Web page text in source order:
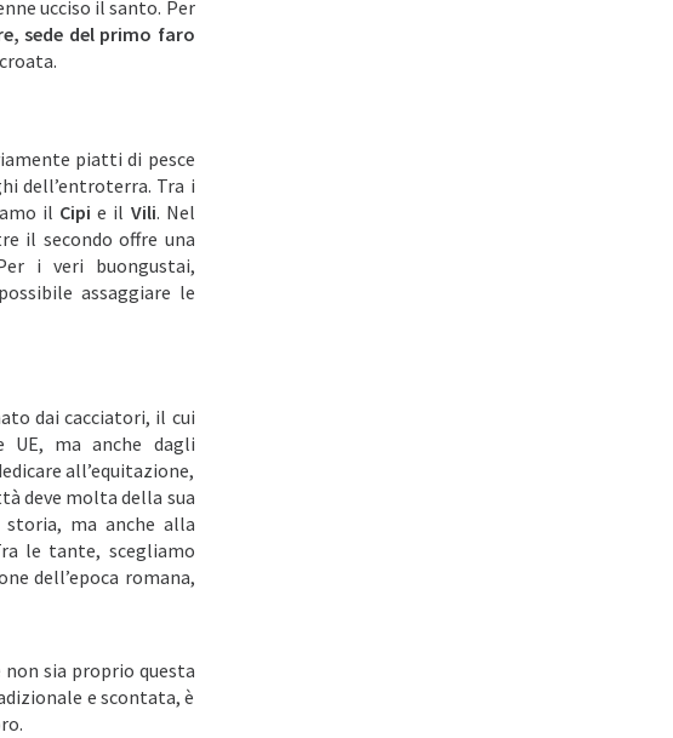
ucciso il santo. Per
sede del primo faro
piatti di pesce
dell’entroterra. Tra i
il Cipi e il Vili. Nel
il secondo offre una
i veri buongustai,
assaggiare le
dai cacciatori, il cui
UE, ma anche dagli
all’equitazione,
deve molta della sua
ma anche alla
le tante, scegliamo
dell’epoca romana,
sia proprio questa
e scontata, è